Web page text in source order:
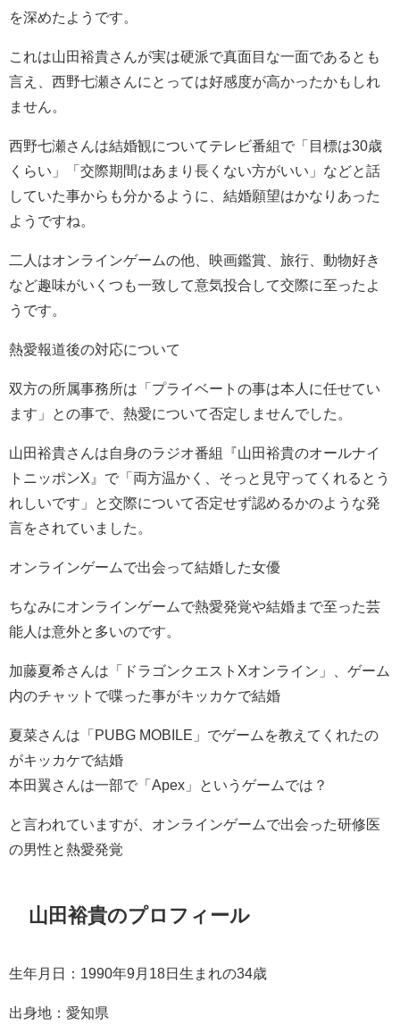
を深めたようです。
これは山田裕貴さんが実は硬派で真面目な一面であるとも
言え、西野七瀬さんにとっては好感度が高かったかもしれ
ません。
西野七瀬さんは結婚観についてテレビ番組で「目標は30歳
くらい」「交際期間はあまり長くない方がいい」などと話
していた事からも分かるように、結婚願望はかなりあった
ようですね。
二人はオンラインゲームの他、映画鑑賞、旅行、動物好き
など趣味がいくつも一致して意気投合して交際に至ったよ
うです。
熱愛報道後の対応について
双方の所属事務所は「プライベートの事は本人に任せてい
ます」との事で、熱愛について否定しませんでした。
山田裕貴さんは自身のラジオ番組『山田裕貴のオールナイ
トニッポンX』で「両方温かく、そっと見守ってくれるとう
れしいです」と交際について否定せず認めるかのような発
言をされていました。
オンラインゲームで出会って結婚した女優
ちなみにオンラインゲームで熱愛発覚や結婚まで至った芸
能人は意外と多いのです。
加藤夏希さんは「ドラゴンクエストXオンライン」、ゲーム
内のチャットで喋った事がキッカケで結婚
夏菜さんは「PUBG MOBILE」でゲームを教えてくれたの
がキッカケで結婚
本田翼さんは一部で「Apex」というゲームでは？
と言われていますが、オンラインゲームで出会った研修医
の男性と熱愛発覚
山田裕貴のプロフィール
生年月日：1990年9月18日生まれの34歳
出身地：愛知県